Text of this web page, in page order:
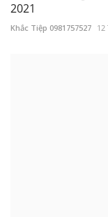
2021
Khắc Tiệp 0981757527 12